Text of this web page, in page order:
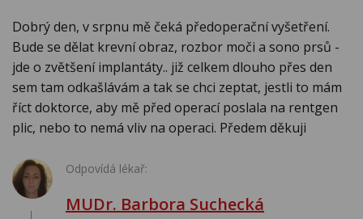
Dobrý den, v srpnu mě čeká předoperační vyšetření.
Bude se dělat krevní obraz, rozbor moči a sono prsů -
jde o zvětšení implantáty.. již celkem dlouho přes den
sem tam odkašlávám a tak se chci zeptat, jestli to mám
říct doktorce, aby mě před operací poslala na rentgen
plic, nebo to nemá vliv na operaci. Předem děkuji
Odpovídá lékař:
MUDr. Barbora Suchecká